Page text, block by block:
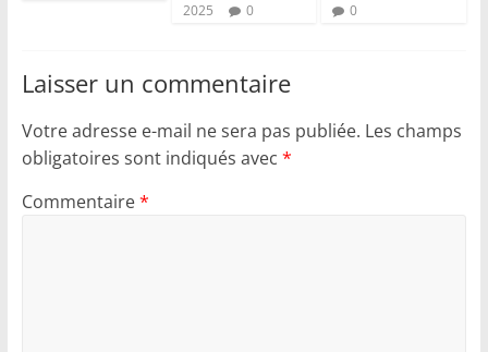
2025
0
0
Laisser un commentaire
Votre adresse e-mail ne sera pas publiée. Les champs
obligatoires sont indiqués avec *
Commentaire*